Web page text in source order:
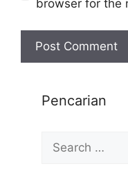
browser for the
Pencarian